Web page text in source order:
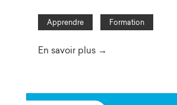
Apprendre Formation
En savoir plus →